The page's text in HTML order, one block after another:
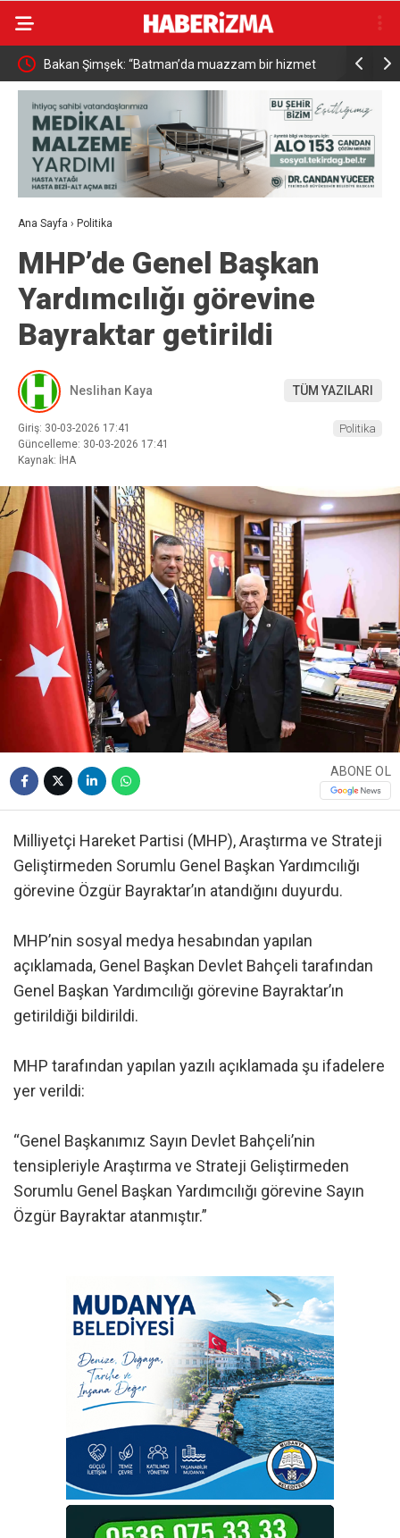
Bakan Şimşek: “Batman’da muazzam bir hizmet
fırtınası var”
Resul
Ana Sayfa › Politika
MHP’de Genel Başkan
Yardımcılığı görevine
Bayraktar getirildi
Neslihan Kaya TÜM YAZILARI
Giriş: 30-03-2026 17:41
Güncelleme: 30-03-2026 17:41
Kaynak: İHA
Politika
ABONE OL
Milliyetçi Hareket Partisi (MHP), Araştırma ve Strateji
Geliştirmeden Sorumlu Genel Başkan Yardımcılığı
görevine Özgür Bayraktar’ın atandığını duyurdu.
MHP’nin sosyal medya hesabından yapılan
açıklamada, Genel Başkan Devlet Bahçeli tarafından
Genel Başkan Yardımcılığı görevine Bayraktar’ın
getirildiği bildirildi.
MHP tarafından yapılan yazılı açıklamada şu ifadelere
yer verildi:
“Genel Başkanımız Sayın Devlet Bahçeli’nin
tensipleriyle Araştırma ve Strateji Geliştirmeden
Sorumlu Genel Başkan Yardımcılığı görevine Sayın
Özgür Bayraktar atanmıştır.”